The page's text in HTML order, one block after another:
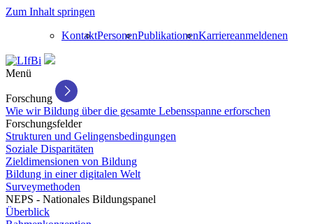
Zum Inhalt springen
KontaktPersonenPublikationenKarriereanmeldenen
Menü
Forschung
Wie wir Bildung über die gesamte Lebensspanne erforschen
Forschungsfelder
Strukturen und Gelingensbedingungen
Soziale Disparitäten
Zieldimensionen von Bildung
Bildung in einer digitalen Welt
Surveymethoden
NEPS - Nationales Bildungspanel
Überblick